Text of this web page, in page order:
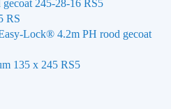
245-28-16 RS5
RS
Lock® 4.2m PH rood gecoat
135 x 245 RS5